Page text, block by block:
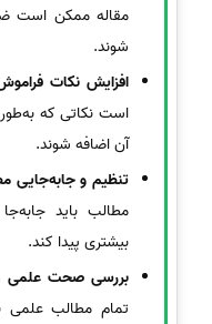
مقاله ممکن است
شوند.
افزایش نکات
است نکاتی که به‌طور
آن اضافه شوند.
تنظیم و جابه‌جایی
مطالب باید
بیشتری پیدا کند.
بررسی صحت علمی
تمام مطالب علمی